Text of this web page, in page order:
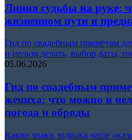
Линия судьбы на руке:
жизненном пути и
Гид по свадебным приметам
и нельзя делать, выбор даты,
05.06.2026
Гид по свадебным
жениха: что можно и
погода и обряды
Какие знаки зодиака чаще